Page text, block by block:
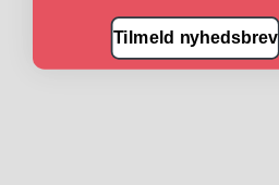
Tilmeld nyhedsbrev